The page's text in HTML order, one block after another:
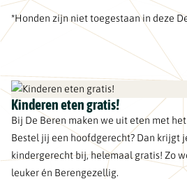
*Honden zijn niet toegestaan in deze
Kinderen eten gratis!
Bij De Beren maken we uit eten met
Bestel jij een hoofdgerecht? Dan krijgt
kindergerecht bij, helemaal gratis! Zo
leuker én Berengezellig.